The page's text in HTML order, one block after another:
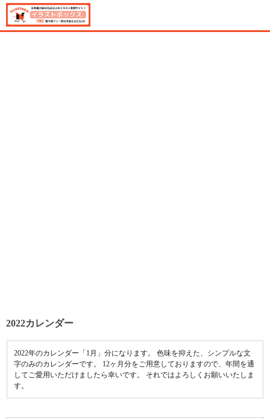
2022カレンダー
2022年のカレンダー「1月」分になります。 色味を抑えた、シンプルな文
字のみのカレンダーです。 12ヶ月分をご用意しておりますので、年間を通
してご愛用いただけましたら幸いです。 それではよろしくお願いいたしま
す。